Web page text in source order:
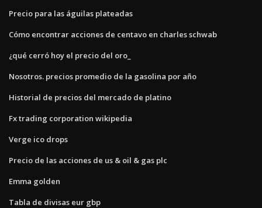
Precio para las águilas plateadas
Cómo encontrar acciones de centavo en charles schwab
¿qué cerró hoy el precio del oro_
Nosotros. precios promedio de la gasolina por año
Historial de precios del mercado de platino
Fx trading corporation wikipedia
Verge ico drops
Precio de las acciones de us & oil & gas plc
Emma golden
Tabla de divisas eur gbp